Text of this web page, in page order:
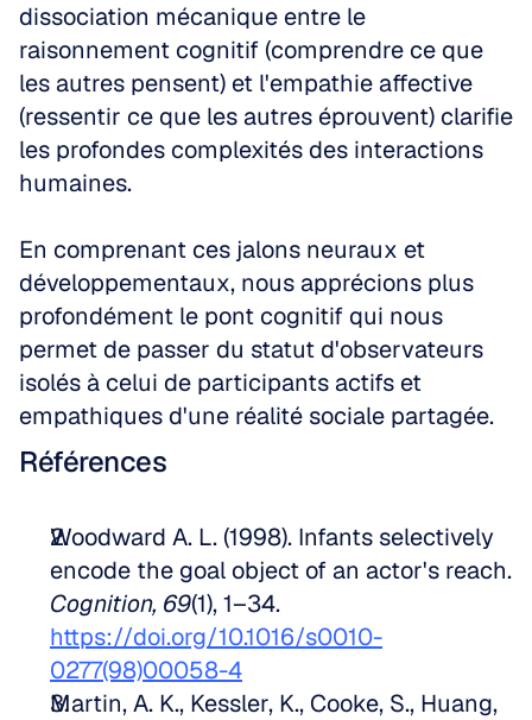
dissociation mécanique entre le
raisonnement cognitif (comprendre ce que
les autres pensent) et l'empathie affective
(ressentir ce que les autres éprouvent) clarifie
les profondes complexités des interactions
humaines.
En comprenant ces jalons neuraux et
développementaux, nous apprécions plus
profondément le pont cognitif qui nous
permet de passer du statut d'observateurs
isolés à celui de participants actifs et
empathiques d'une réalité sociale partagée.
Références
Woodward A. L. (1998). Infants selectively
Cognition, 69
https://doi.org/10.1016/s0010-
0277(98)00058-4
Martin, A. K., Kessler, K., Cooke, S., Huang,